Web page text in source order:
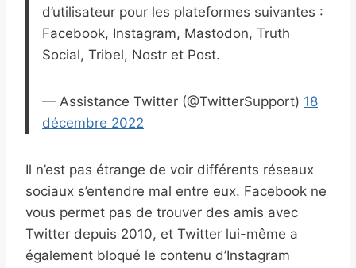
d’utilisateur pour les plateformes suivantes :
Facebook, Instagram, Mastodon, Truth
Social, Tribel, Nostr et Post.
— Assistance Twitter (@TwitterSupport) 18
décembre 2022
Il n’est pas étrange de voir différents réseaux
sociaux s’entendre mal entre eux. Facebook ne
vous permet pas de trouver des amis avec
Twitter depuis 2010, et Twitter lui-même a
également bloqué le contenu d’Instagram